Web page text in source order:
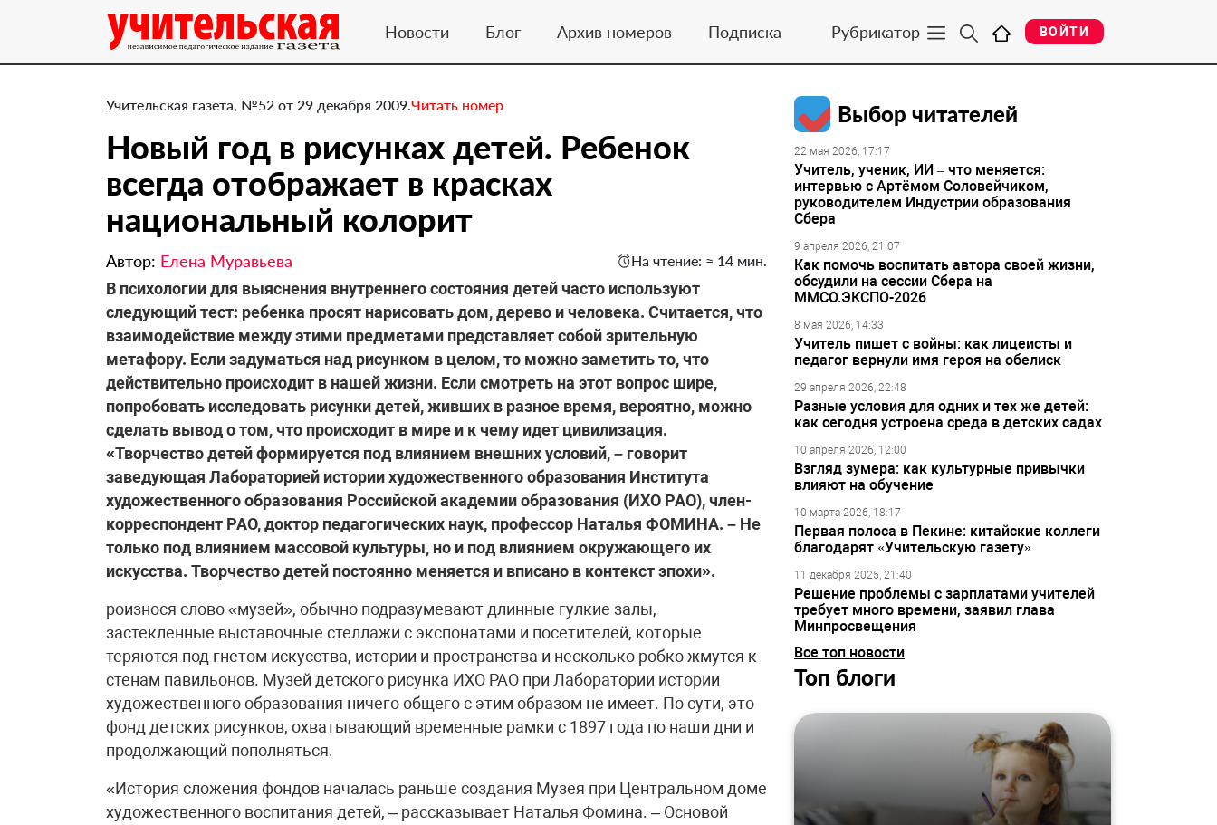
Новости Блог Архив номеров Подписка Рубрикатор ВОЙТИ
Учительская газета, №52 от 29 декабря 2009.Читать номер
Новый год в рисунках детей. Ребенок
всегда отображает в красках
национальный колорит
Автор: Елена Муравьева На чтение: ≈ 14 мин.
В психологии для выяснения внутреннего состояния детей часто используют
следующий тест: ребенка просят нарисовать дом, дерево и человека. Считается, что
взаимодействие между этими предметами представляет собой зрительную
метафору. Если задуматься над рисунком в целом, то можно заметить то, что
действительно происходит в нашей жизни. Если смотреть на этот вопрос шире,
попробовать исследовать рисунки детей, живших в разное время, вероятно, можно
сделать вывод о том, что происходит в мире и к чему идет цивилизация.
«Творчество детей формируется под влиянием внешних условий, – говорит
заведующая Лабораторией истории художественного образования Института
художественного образования Российской академии образования (ИХО РАО), член-
корреспондент РАО, доктор педагогических наук, профессор Наталья ФОМИНА. – Не
только под влиянием массовой культуры, но и под влиянием окружающего их
искусства. Творчество детей постоянно меняется и вписано в контекст эпохи».
роизнося слово «музей», обычно подразумевают длинные гулкие залы,
застекленные выставочные стеллажи с экспонатами и посетителей, которые
теряются под гнетом искусства, истории и пространства и несколько робко жмутся к
стенам павильонов. Музей детского рисунка ИХО РАО при Лаборатории истории
художественного образования ничего общего с этим образом не имеет. По сути, это
фонд детских рисунков, охватывающий временные рамки с 1897 года по наши дни и
продолжающий пополняться.
«История сложения фондов началась раньше создания Музея при Центральном доме
художественного воспитания детей, – рассказывает Наталья Фомина. – Основой
Выбор читателей
22 мая 2026, 17:17
Учитель, ученик, ИИ – что меняется:
интервью с Артёмом Соловейчиком,
руководителем Индустрии образования
Сбера
9 апреля 2026, 21:07
Как помочь воспитать автора своей жизни,
обсудили на сессии Сбера на
ММСО.ЭКСПО-2026
8 мая 2026, 14:33
Учитель пишет с войны: как лицеисты и
педагог вернули имя героя на обелиск
29 апреля 2026, 22:48
Разные условия для одних и тех же детей:
как сегодня устроена среда в детских садах
10 апреля 2026, 12:00
Взгляд зумера: как культурные привычки
влияют на обучение
10 марта 2026, 18:17
Первая полоса в Пекине: китайские коллеги
благодарят «Учительскую газету»
11 декабря 2025, 21:40
Решение проблемы с зарплатами учителей
требует много времени, заявил глава
Минпросвещения
Все топ новости
Топ блоги